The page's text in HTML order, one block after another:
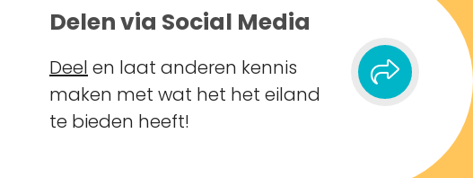
Delen via Social Media
Deel en laat anderen kennis
maken met wat het het eiland
te bieden heeft!